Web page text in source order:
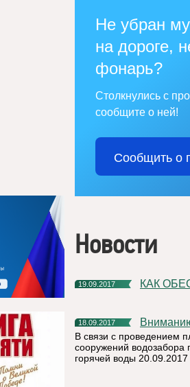
Не убран
на дороге,
фонарь?
Столкнулись с
сообщите о ней!
Сообщить о
Новости
19.09.2017 КАК
18.09.2017
В связи с проведением
сооружений водозабора
горячей воды